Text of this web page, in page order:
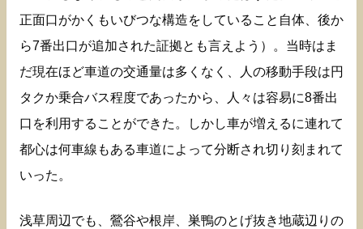
正面口がかくもいびつな構造をしていること自体、後か
ら7番出口が追加された証拠とも言えよう）。当時はま
だ現在ほど車道の交通量は多くなく、人の移動手段は円
タクか乗合バス程度であったから、人々は容易に8番出
口を利用することができた。しかし車が増えるに連れて
都心は何車線もある車道によって分断され切り刻まれて
いった。
浅草周辺でも、鶯谷や根岸、巣鴨のとげ抜き地蔵辺りの